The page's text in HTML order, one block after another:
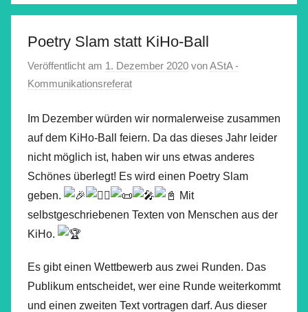
Poetry Slam statt KiHo-Ball
Veröffentlicht am 1. Dezember 2020 vonAStA -
Kommunikationsreferat
Im Dezember würden wir normalerweise zusammen
auf dem KiHo-Ball feiern. Da das dieses Jahr leider
nicht möglich ist, haben wir uns etwas anderes
Schönes überlegt! Es wird einen Poetry Slam
geben.
Mit
selbstgeschriebenen Texten von Menschen aus der
KiHo.
Es gibt einen Wettbewerb aus zwei Runden. Das
Publikum entscheidet, wer eine Runde weiterkommt
und einen zweiten Text vortragen darf. Aus dieser